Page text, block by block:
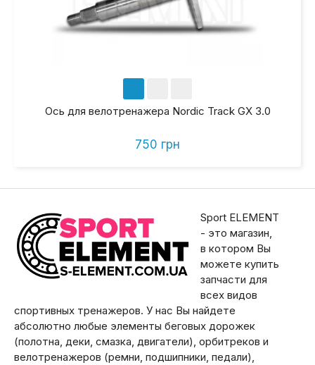
Ось для велотренажера Nordic Track GX 3.0
750 грн
Sport ELEMENT
- это магазин,
в котором Вы
можете купить
запчасти для
всех видов
спортивных тренажеров. У нас Вы найдете
абсолютно любые элементы беговых дорожек
(полотна, деки, смазка, двигатели), орбитреков и
велотренажеров (ремни, подшипники, педали),